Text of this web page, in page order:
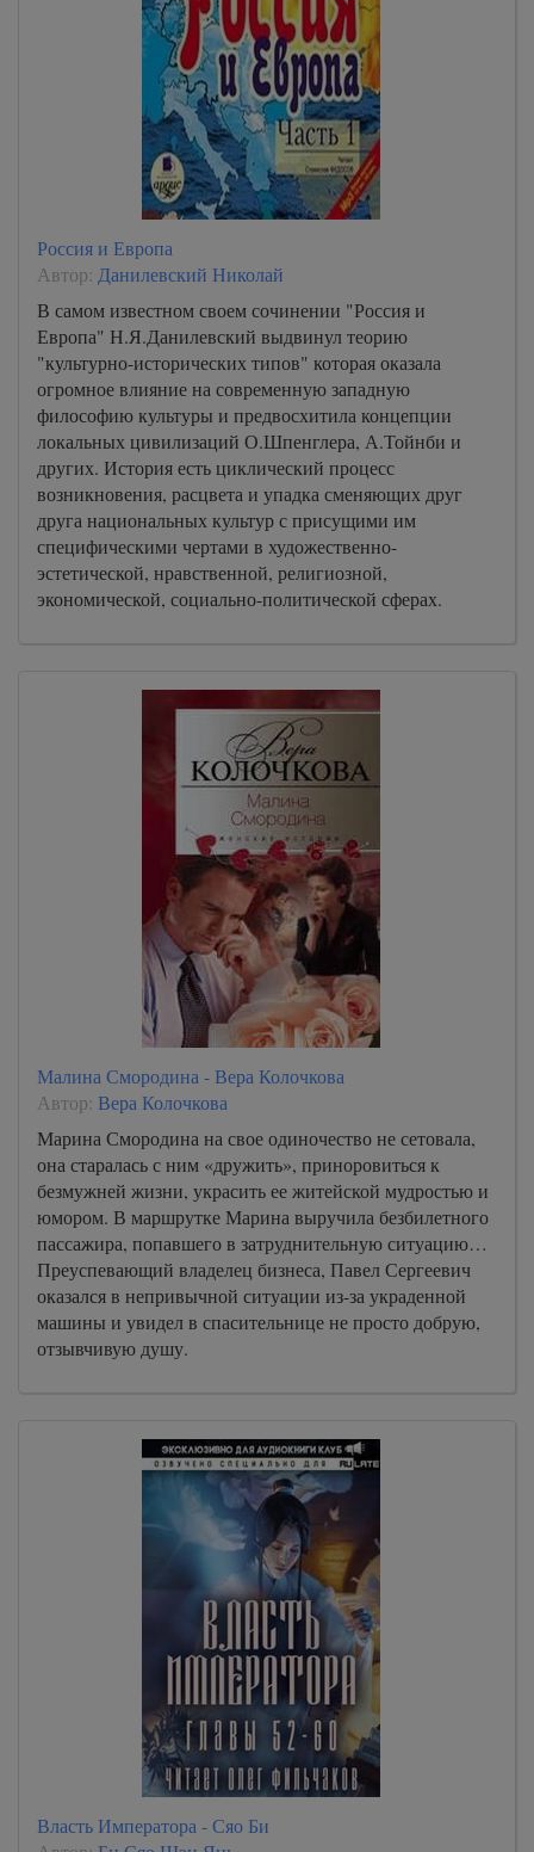
Россия и Европа
Автор: Данилевский Николай
В самом известном своем сочинении "Россия и
Европа" Н.Я.Данилевский выдвинул теорию
"культурно-исторических типов" которая оказала
огромное влияние на современную западную
философию культуры и предвосхитила концепции
локальных цивилизаций О.Шпенглера, А.Тойнби и
других. История есть циклический процесс
возникновения, расцвета и упадка сменяющих друг
друга национальных культур с присущими им
специфическими чертами в художественно-
эстетической, нравственной, религиозной,
экономической, социально-политической сферах.
Малина Смородина - Вера Колочкова
Автор: Вера Колочкова
Марина Смородина на свое одиночество не сетовала,
она старалась с ним «дружить», приноровиться к
безмужней жизни, украсить ее житейской мудростью и
юмором. В маршрутке Марина выручила безбилетного
пассажира, попавшего в затруднительную ситуацию…
Преуспевающий владелец бизнеса, Павел Сергеевич
оказался в непривычной ситуации из-за украденной
машины и увидел в спасительнице не просто добрую,
отзывчивую душу.
Власть Императора - Сяо Би